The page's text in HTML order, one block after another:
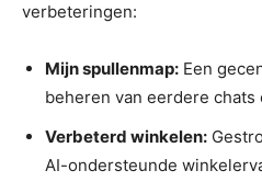
verbeteringen:
Mijn spullenmap: Een
beheren van eerdere
Verbeterd winkelen:
AI-ondersteunde